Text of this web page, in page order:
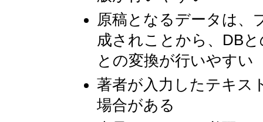
原稿となるデータは、
成されことから、DB
との変換が行いやすい
著者が入力したテキス
場合がある